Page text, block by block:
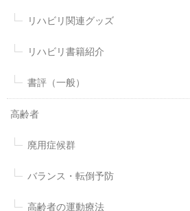
リハビリ関連グッズ
リハビリ書籍紹介
書評（一般）
高齢者
廃用症候群
バランス・転倒予防
高齢者の運動療法